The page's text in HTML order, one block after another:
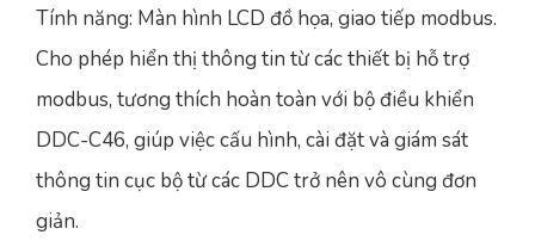
Tính năng: Màn hình LCD đồ họa, giao tiếp modbus.
Cho phép hiển thị thông tin từ các thiết bị hỗ trợ
modbus, tương thích hoàn toàn với bộ điều khiển
DDC-C46, giúp việc cấu hình, cài đặt và giám sát
thông tin cục bộ từ các DDC trở nên vô cùng đơn
giản.